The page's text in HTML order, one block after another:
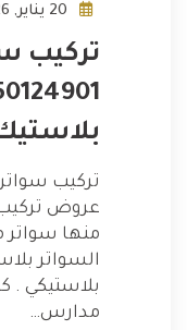
تركيب
تركيب
عروض
منها
السواتر
بلاستيكي .
مدارس…